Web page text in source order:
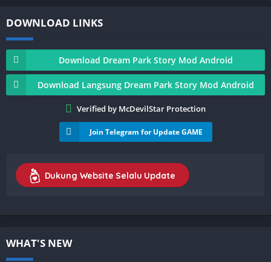
DOWNLOAD LINKS
Download Dream Park Story Mod Android
Download Langsung Dream Park Story Mod Android
Verified by McDevilStar Protection
Join Telegram for Update GAME
Dukung Website Selalu Update
WHAT'S NEW